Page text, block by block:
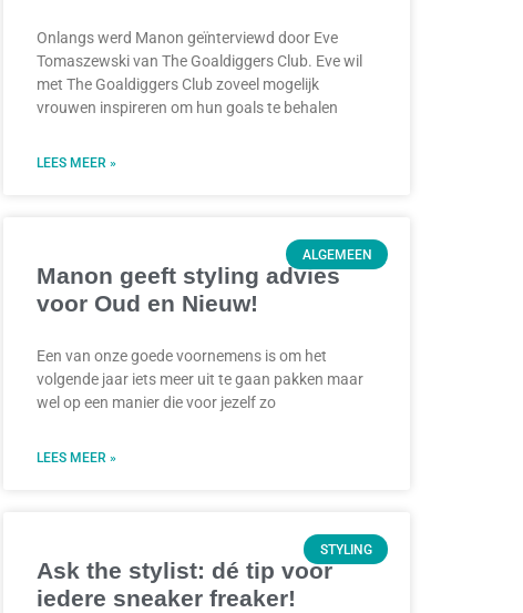
Onlangs werd Manon geïnterviewd door Eve
Tomaszewski van The Goaldiggers Club. Eve wil
met The Goaldiggers Club zoveel mogelijk
vrouwen inspireren om hun goals te behalen
LEES MEER »
ALGEMEEN
Manon geeft styling advies
voor Oud en Nieuw!
Een van onze goede voornemens is om het
volgende jaar iets meer uit te gaan pakken maar
wel op een manier die voor jezelf zo
LEES MEER »
STYLING
Ask the stylist: dé tip voor
iedere sneaker freaker!